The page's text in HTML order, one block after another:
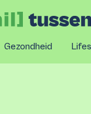
Gezondheid